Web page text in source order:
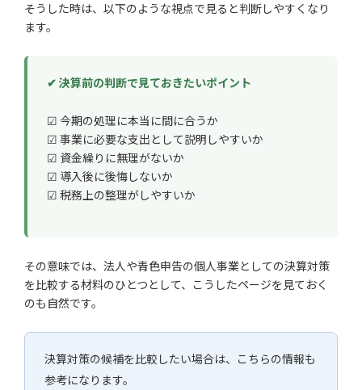
そうした時は、以下のような視点で見ると判断しやすくなり
ます。
✔ 決算前の判断で見ておきたいポイント
☑ 今期の処理に本当に間に合うか
☑ 事業に必要な支出として説明しやすいか
☑ 資金繰りに無理がないか
☑ 導入後に後悔しないか
☑ 税務上の整理がしやすいか
その意味では、法人や青色申告の個人事業としての決算対策
を比較する材料のひとつとして、こうしたページを見ておく
のも自然です。
決算対策の候補を比較したい場合は、こちらの情報も
参考になります。